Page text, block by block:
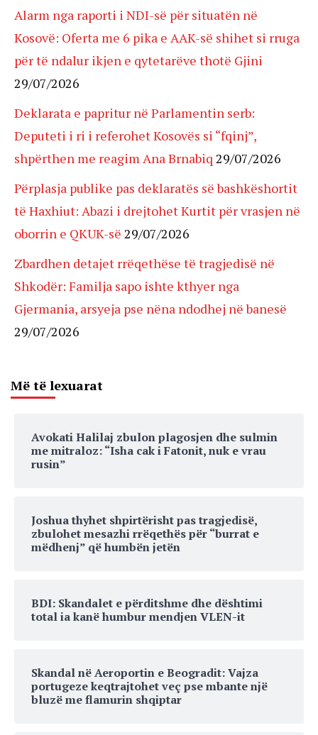
Alarm nga raporti i NDI-së për situatën në
Kosovë: Oferta me 6 pika e AAK-së shihet si rruga
për të ndalur ikjen e qytetarëve thotë Gjini
29/07/2026
Deklarata e papritur në Parlamentin serb:
Deputeti i ri i referohet Kosovës si “fqinj”,
shpërthen me reagim Ana Brnabiq 29/07/2026
Përplasja publike pas deklaratës së bashkëshortit
të Haxhiut: Abazi i drejtohet Kurtit për vrasjen në
oborrin e QKUK-së 29/07/2026
Zbardhen detajet rrëqethëse të tragjedisë në
Shkodër: Familja sapo ishte kthyer nga
Gjermania, arsyeja pse nëna ndodhej në banesë
29/07/2026
Më të lexuarat
Avokati Halilaj zbulon plagosjen dhe sulmin
me mitraloz: “Isha cak i Fatonit, nuk e vrau
rusin”
Joshua thyhet shpirtërisht pas tragjedisë,
zbulohet mesazhi rrëqethës për “burrat e
mëdhenj” që humbën jetën
BDI: Skandalet e përditshme dhe dështimi
total ia kanë humbur mendjen VLEN-it
Skandal në Aeroportin e Beogradit: Vajza
portugeze keqtrajtohet veç pse mbante një
bluzë me flamurin shqiptar